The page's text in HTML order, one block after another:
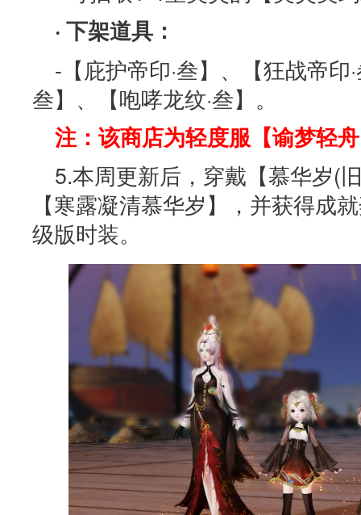
· 下架道具：
-【庇护帝印·叁】、【狂战帝印
叁】、【咆哮龙纹·叁】。
注：该商店为轻度服【谕梦轻
5.本周更新后，穿戴【慕华岁(
【寒露凝清慕华岁】，并获得成
级版时装。